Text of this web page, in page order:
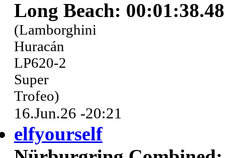
Long Beach:
(Lamborghini
Huracán
LP620-2
Super
Trofeo)
16.Jun.26 -20:21
elfyourself